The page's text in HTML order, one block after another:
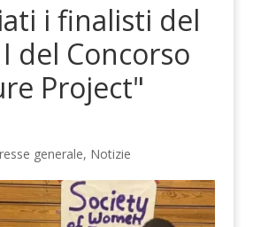
i finalisti del
del Concorso
Project"
generale, Notizie